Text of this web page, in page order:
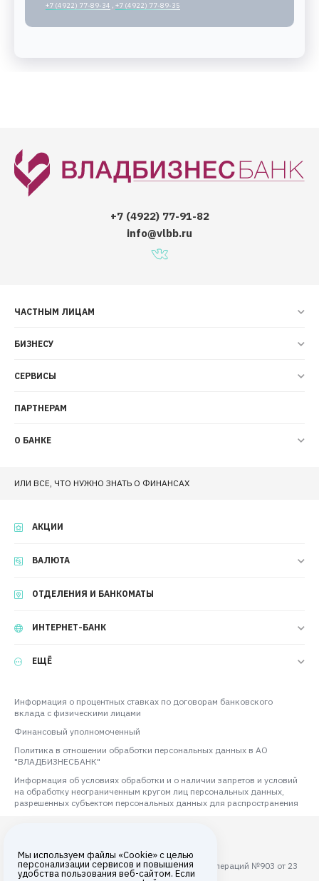
+7 (4922) 77-89-34 , +7 (4922) 77-89-35
Мы используем файлы «Cookie» с целью
персонализации сервисов и повышения
удобства пользования веб-сайтом. Если
+7 (4922) 77-91-82
info@vlbb.ru
ЧАСТНЫМ ЛИЦАМ
БИЗНЕСУ
СЕРВИСЫ
ПАРТНЕРАМ
О БАНКЕ
ИЛИ ВСЕ, ЧТО НУЖНО ЗНАТЬ О ФИНАНСАХ
АКЦИИ
ВАЛЮТА
ОТДЕЛЕНИЯ И БАНКОМАТЫ
ИНТЕРНЕТ-БАНК
ЕЩЁ
Информация о процентных ставках по договорам банковского
вклада с физическими лицами
Финансовый уполномоченный
Политика в отношении обработки персональных данных в АО
"ВЛАДБИЗНЕСБАНК"
Информация об условиях обработки и о наличии запретов и условий
на обработку неограниченным кругом лиц персональных данных,
разрешенных субъектом персональных данных для распространения
Лицензия ЦБ РФ на осуществление банковских операций №903 от 23
августа 2017 года